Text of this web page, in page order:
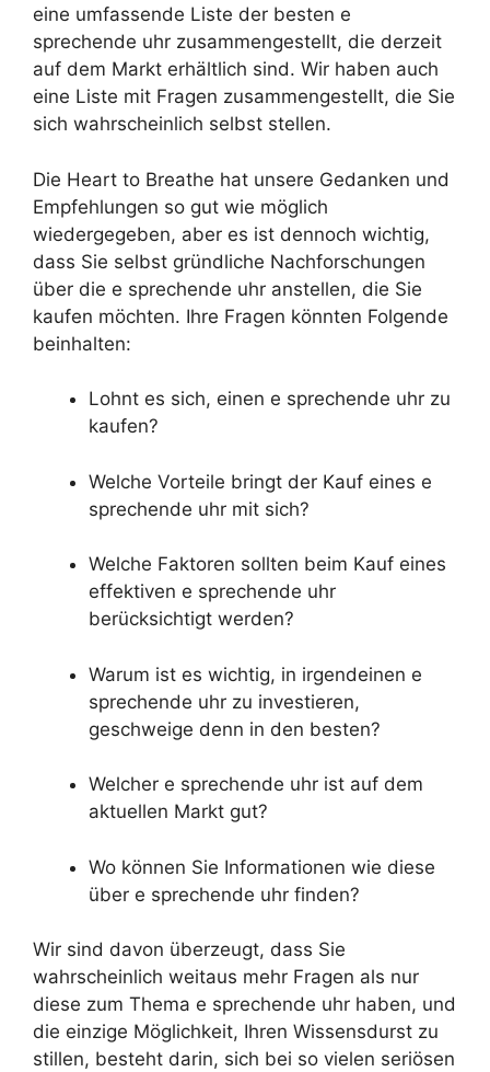
eine umfassende Liste der besten e
sprechende uhr zusammengestellt, die derzeit
auf dem Markt erhältlich sind. Wir haben auch
eine Liste mit Fragen zusammengestellt, die Sie
sich wahrscheinlich selbst stellen.
Die Heart to Breathe hat unsere Gedanken und
Empfehlungen so gut wie möglich
wiedergegeben, aber es ist dennoch wichtig,
dass Sie selbst gründliche Nachforschungen
über die e sprechende uhr anstellen, die Sie
kaufen möchten. Ihre Fragen könnten Folgende
beinhalten:
Lohnt es sich, einen e sprechende uhr zu
kaufen?
Welche Vorteile bringt der Kauf eines e
sprechende uhr mit sich?
Welche Faktoren sollten beim Kauf eines
effektiven e sprechende uhr
berücksichtigt werden?
Warum ist es wichtig, in irgendeinen e
sprechende uhr zu investieren,
geschweige denn in den besten?
Welcher e sprechende uhr ist auf dem
aktuellen Markt gut?
Wo können Sie Informationen wie diese
über e sprechende uhr finden?
Wir sind davon überzeugt, dass Sie
wahrscheinlich weitaus mehr Fragen als nur
diese zum Thema e sprechende uhr haben, und
die einzige Möglichkeit, Ihren Wissensdurst zu
stillen, besteht darin, sich bei so vielen seriösen